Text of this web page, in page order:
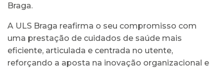
Braga.
A ULS Braga reafirma o seu compromisso com
uma prestação de cuidados de saúde mais
eficiente, articulada e centrada no utente,
reforçando a aposta na inovação organizacional e